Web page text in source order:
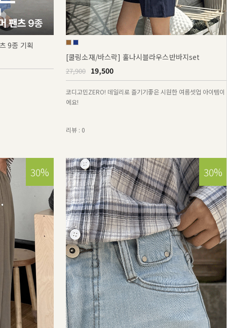
9종 기획
[쿨링소재/바스락] 훌나시블라우스반바지set
27,900 19,500
코디고민ZERO! 데일리로 즐기기좋은 시원한 여름셋업 아이템이
에요!
리뷰 : 0
30% 30%